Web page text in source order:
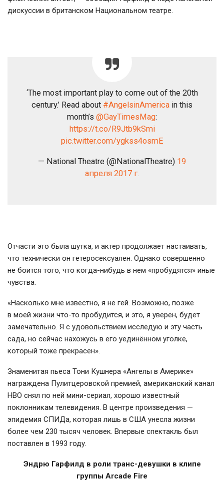
дискуссии в британском Национальном театре.
‘The most important play to come out of the 20th
century.’ Read about #AngelsinAmerica in this
month’s @GayTimesMag:
https://t.co/R9Jtb9kSmi
pic.twitter.com/ygkss4osmE
— National Theatre (@NationalTheatre) 19
апреля 2017 г.
Отчасти это была шутка, и актер продолжает настаивать,
что технически он гетеросексуален. Однако совершенно
не боится того, что когда-нибудь в нем «пробудятся» иные
чувства.
«Насколько мне известно, я не гей. Возможно, позже
в моей жизни что-то пробудится, и это, я уверен, будет
замечательно. Я с удовольствием исследую и эту часть
сада, но сейчас нахожусь в его уединённом уголке,
который тоже прекрасен».
Знаменитая пьеса Тони Кушнера «Ангелы в Америке»
награждена Пулитцеровской премией, американский канал
НВО снял по ней мини-сериал, хорошо известный
поклонникам телевидения. В центре произведения —
эпидемия СПИДа, которая лишь в США унесла жизни
более чем 230 тысяч человек. Впервые спектакль был
поставлен в 1993 году.
Эндрю Гарфилд в роли транс-девушки в клипе
группы Arcade Fire